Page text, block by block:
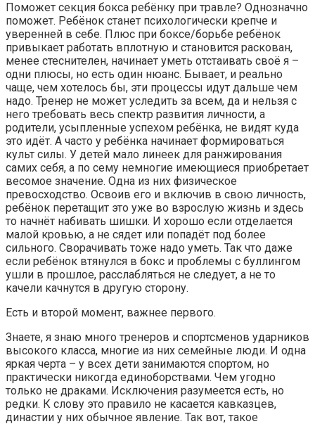
Поможет секция бокса ребёнку при травле? Однозначно
поможет. Ребёнок станет психологически крепче и
уверенней в себе. Плюс при боксе/борьбе ребёнок
привыкает работать вплотную и становится раскован,
менее стеснителен, начинает уметь отстаивать своё я –
одни плюсы, но есть один нюанс. Бывает, и реально
чаще, чем хотелось бы, эти процессы идут дальше чем
надо. Тренер не может уследить за всем, да и нельзя с
него требовать весь спектр развития личности, а
родители, усыпленные успехом ребёнка, не видят куда
это идёт. А часто у ребёнка начинает формироваться
культ силы. У детей мало линеек для ранжирования
самих себя, а по сему немногие имеющиеся приобретает
весомое значение. Одна из них физическое
превосходство. Освоив его и включив в свою личность,
ребёнок перетащит это уже во взрослую жизнь и здесь
то начнёт набивать шишки. И хорошо если отделается
малой кровью, а не сядет или попадёт под более
сильного. Сворачивать тоже надо уметь. Так что даже
если ребёнок втянулся в бокс и проблемы с буллингом
ушли в прошлое, расслабляться не следует, а не то
качели качнутся в другую сторону.
Есть и второй момент, важнее первого.
Знаете, я знаю много тренеров и спортсменов ударников
высокого класса, многие из них семейные люди. И одна
яркая черта – у всех дети занимаются спортом, но
практически никогда единоборствами. Чем угодно
только не драками. Исключения разумеется есть, но
редки. К слову это правило не касается кавказцев,
династии у них обычное явление. Так вот, такое